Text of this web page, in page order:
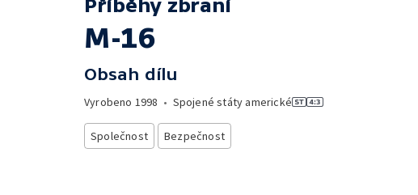
Příběhy zbraní
M-16
Obsah dílu
Vyrobeno 1998 • Spojené státy americké
Společnost Bezpečnost